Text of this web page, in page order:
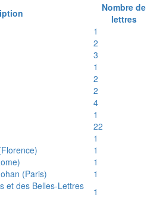
Nombre de
lettres
1
2
3
1
2
2
4
1
22
1
1
1
(Paris)
1
et des Belles-Lettres
1